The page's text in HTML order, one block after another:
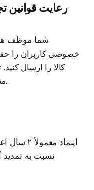
شما موظف
خصوصی کاربران را
کالا را ارسال
منفی در پروفایل اینماد شما می‌شود.
اینماد
نسبت به تمدید